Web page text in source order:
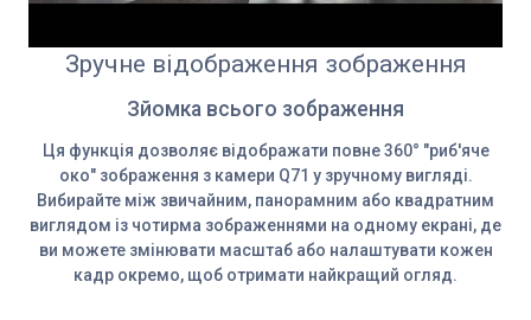
Зручне відображення зображення
Зйомка всього зображення
Ця функція дозволяє відображати повне 360° "риб'яче
око" зображення з камери Q71 у зручному вигляді.
Вибирайте між звичайним, панорамним або квадратним
виглядом із чотирма зображеннями на одному екрані, де
ви можете змінювати масштаб або налаштувати кожен
кадр окремо, щоб отримати найкращий огляд.